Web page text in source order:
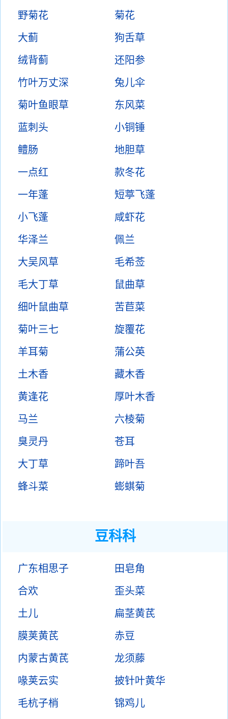
野菊花
菊花
大蓟
狗舌草
绒背蓟
还阳参
竹叶万丈深
兔儿伞
菊叶鱼眼草
东风菜
蓝刺头
小铜锤
鳢肠
地胆草
一点红
款冬花
一年蓬
短葶飞蓬
小飞蓬
咸虾花
华泽兰
佩兰
大吴风草
毛希莶
毛大丁草
鼠曲草
细叶鼠曲草
苦苣菜
菊叶三七
旋覆花
羊耳菊
蒲公英
土木香
藏木香
黄逢花
厚叶木香
马兰
六棱菊
臭灵丹
苍耳
大丁草
蹄叶吾
蜂斗菜
蟛蜞菊
豆科科
广东相思子
田皂角
合欢
歪头菜
土儿
扁茎黄芪
膜荚黄芪
赤豆
内蒙古黄芪
龙须藤
喙荚云实
披针叶黄华
毛杭子梢
锦鸡儿